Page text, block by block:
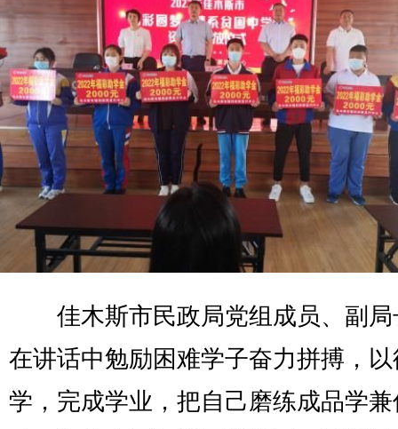
佳木斯市民政局党组成员、副局
在讲话中勉励困难学子奋力拼搏，
学，完成学业，把自己磨练成品学